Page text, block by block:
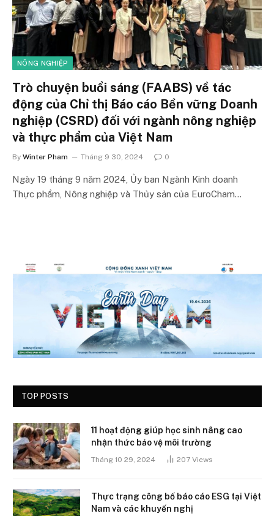
NÔNG NGHIỆP
Trò chuyện buổi sáng (FAABS) về tác
động của Chỉ thị Báo cáo Bền vững Doanh
nghiệp (CSRD) đối với ngành nông nghiệp
và thực phẩm của Việt Nam
By Winter Pham Tháng 9 30, 2024 0
Ngày 19 tháng 9 năm 2024, Ủy ban Ngành Kinh doanh
Thực phẩm, Nông nghiệp và Thủy sản của EuroCham…
TOP POSTS
11 hoạt động giúp học sinh nâng cao
nhận thức bảo vệ môi trường
Tháng 10 29, 2024 207 Views
Thực trạng công bố báo cáo ESG tại Việt
Nam và các khuyến nghị